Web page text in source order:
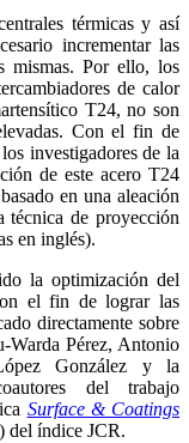
térmicas y así
incrementar las
mismas. Por ello, los
de calor
T24, no son
Con el fin de
investigadores de la
de este acero T24
en una aleación
de proyección
en inglés).
la optimización del
el fin de lograr las
directamente sobre
Warda Pérez, Antonio
González y la
del trabajo
Surface & Coatings
del índice JCR.